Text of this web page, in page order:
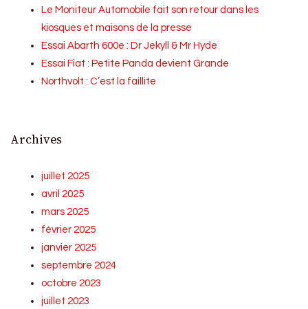
Le Moniteur Automobile fait son retour dans les
kiosques et maisons de la presse
Essai Abarth 600e : Dr Jekyll & Mr Hyde
Essai Fiat : Petite Panda devient Grande
Northvolt : C’est la faillite
Archives
juillet 2025
avril 2025
mars 2025
février 2025
janvier 2025
septembre 2024
octobre 2023
juillet 2023